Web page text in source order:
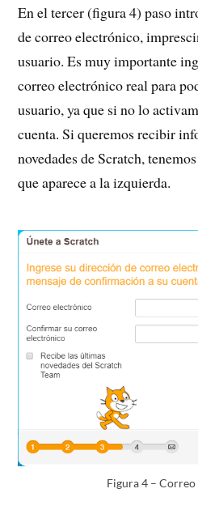
En el tercer (figura 4) paso
de correo electrónico,
usuario. Es muy importante
correo electrónico real para
usuario, ya que si no lo
cuenta. Si queremos recibir
novedades de Scratch,
que aparece a la izquierda.
Figura 4 –